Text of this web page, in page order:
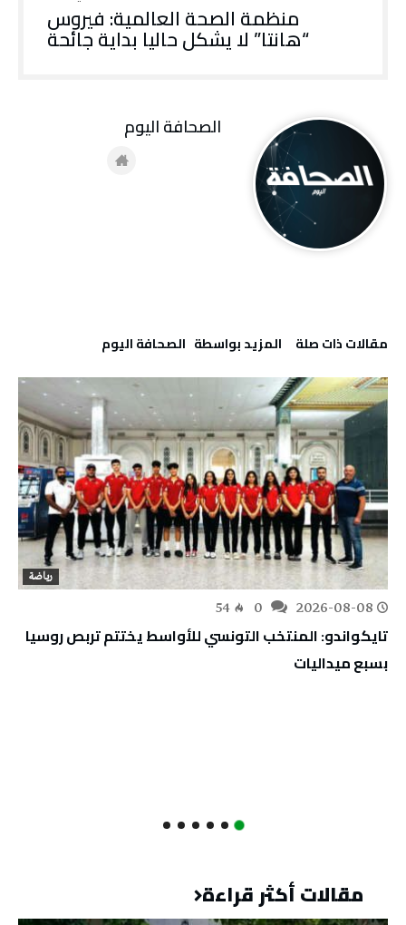
منظمة الصحة العالمية: فيروس
“هانتا” لا يشكل حاليا بداية جائحة
‫مقالات ذات صلة‬ ‫‫المزيد بواسطة‬ ‬ ‭ ‬الصحافة‭ ‬اليوم
رياضة
2026-08-08
54
تايكواندو: المنتخب التونسي للأواسط يختتم تربص روسيا
بسبع ميداليات
مقالات أكثر قراءة